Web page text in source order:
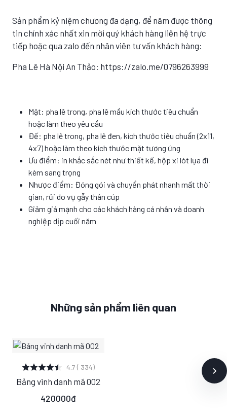
Sản phẩm kỷ niệm chương đa dạng, để năm được thông
tin chính xác nhất xin mời quý khách hàng liên hệ trực
tiếp hoặc qua zalo đến nhân viên tư vấn khách hàng:
Pha Lê Hà Nội An Thảo: https://zalo.me/0796263999
Mặt: pha lê trong, pha lê mầu kích thước tiêu chuẩn
hoặc làm theo yêu cầu
Đế: pha lê trong, pha lê đen, kích thước tiêu chuẩn (2x11,
4x7) hoặc làm theo kích thước mặt tương ứng
Ưu điểm: in khắc sắc nét như thiết kế, hộp xi lót lụa đi
kèm sang trọng
Nhược điểm: Đóng gói và chuyển phát nhanh mất thời
gian, rủi do vụ gẫy thân cúp
Giảm giá mạnh cho các khách hàng cá nhân và doanh
nghiệp dịp cuối năm
Những sản phẩm liên quan
XEM CHI TIẾT
S
M
L
4.7 ( 334)
Bảng vinh danh mã 002
420000đ